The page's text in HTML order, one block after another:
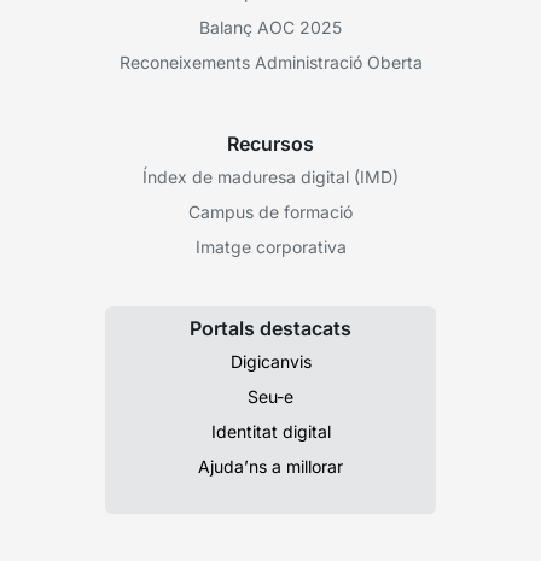
Balanç AOC 2025
Reconeixements Administració Oberta
Recursos
Índex de maduresa digital (IMD)
Campus de formació
Imatge corporativa
Portals destacats
Digicanvis
Seu-e
Identitat digital
Ajuda’ns a millorar